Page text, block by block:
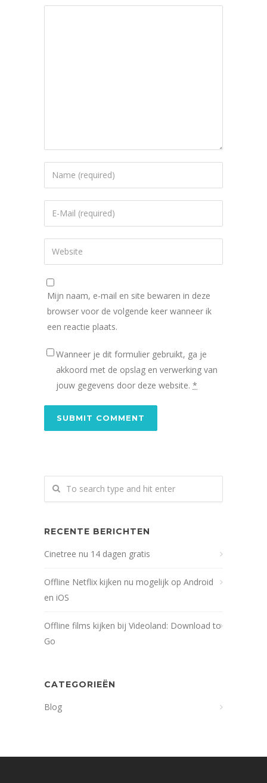
Mijn naam, e-mail en site bewaren in deze
browser voor de volgende keer wanneer ik
een reactie plaats.
Wanneer je dit formulier gebruikt, ga je
akkoord met de opslag en verwerking van
jouw gegevens door deze website. *
RECENTE BERICHTEN
Cinetree nu 14 dagen gratis
Offline Netflix kijken nu mogelijk op Android
en iOS
Offline films kijken bij Videoland: Download to
Go
CATEGORIEËN
Blog